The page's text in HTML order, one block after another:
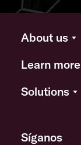
About us
Learn more
Solutions
Síganos